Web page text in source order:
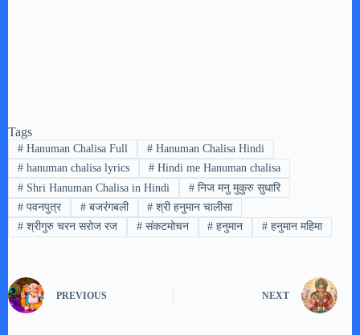
Tags
#Hanuman Chalisa Full #Hanuman Chalisa Hindi
#hanuman chalisa lyrics #Hindi me Hanuman chalisa
#Shri Hanuman Chalisa in Hindi #निज मनु मुकुरु सुधारि
#पवनपुत्र #बजरंगबली # श्री हनुमान चालीसा
#श्रीगुरु चरन सरोज रज #संकटमोचन # हनुमान # हनुमान महिमा
PREVIOUS NEXT